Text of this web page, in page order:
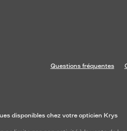
Questions fréquentes
disponibles chez votre opticien Krys